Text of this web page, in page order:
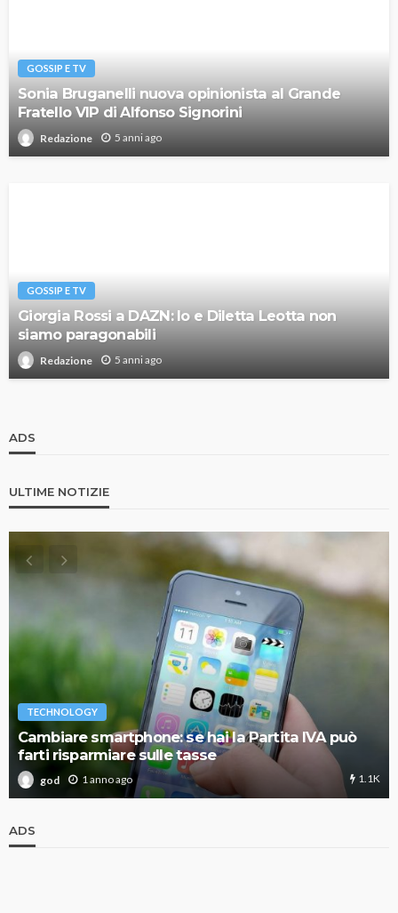
GOSSIP E TV
Sonia Bruganelli nuova opinionista al Grande
Fratello VIP di Alfonso Signorini
Redazione 5 anni ago
GOSSIP E TV
Giorgia Rossi a DAZN: Io e Diletta Leotta non
siamo paragonabili
Redazione 5 anni ago
ADS
ULTIME NOTIZIE
TECHNOLOGY
Cambiare smartphone: se hai la Partita IVA può
farti risparmiare sulle tasse
god 1 anno ago 1.1K
ADS